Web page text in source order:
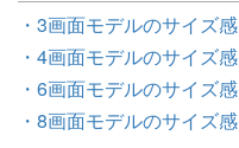
・3画面モデルのサイズ感
・4画面モデルのサイズ感
・6画面モデルのサイズ感
・8画面モデルのサイズ感